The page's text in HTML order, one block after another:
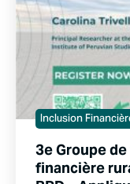
Inclusion
3e Groupe
financière